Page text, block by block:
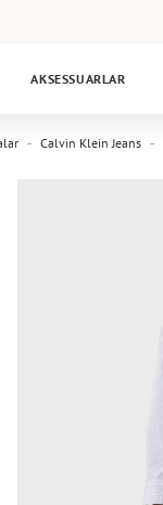
AKSESSUARLAR
Calvin Klein Jeans